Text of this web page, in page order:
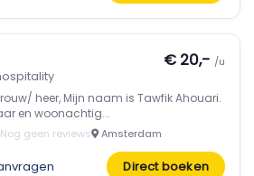
€ 20,- /u
heer, Mijn naam is Tawfik Ahouari.
en woonachtig...
Nog geen reviews Amsterdam
Direct boeken